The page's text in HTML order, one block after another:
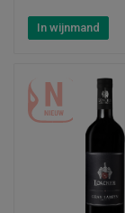
In wijnmand